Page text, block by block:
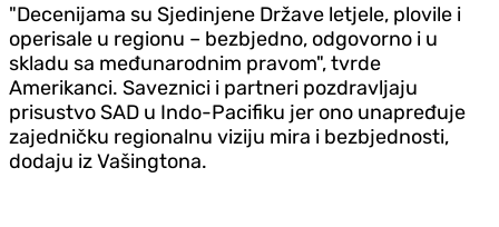
"Decenijama su Sjedinjene Države letjele, plovile i
operisale u regionu – bezbjedno, odgovorno i u
skladu sa međunarodnim pravom", tvrde
Amerikanci. Saveznici i partneri pozdravljaju
prisustvo SAD u Indo-Pacifiku jer ono unapređuje
zajedničku regionalnu viziju mira i bezbjednosti,
dodaju iz Vašingtona.